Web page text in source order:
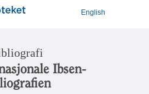
English
Ibsen-